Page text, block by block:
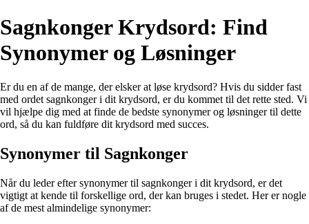
Sagnkonger Krydsord: Find
Synonymer og Løsninger
Er du en af de mange, der elsker at løse krydsord? Hvis du sidder fast
med ordet sagnkonger i dit krydsord, er du kommet til det rette sted. Vi
vil hjælpe dig med at finde de bedste synonymer og løsninger til dette
ord, så du kan fuldføre dit krydsord med succes.
Synonymer til Sagnkonger
Når du leder efter synonymer til sagnkonger i dit krydsord, er det
vigtigt at kende til forskellige ord, der kan bruges i stedet. Her er nogle
af de mest almindelige synonymer: